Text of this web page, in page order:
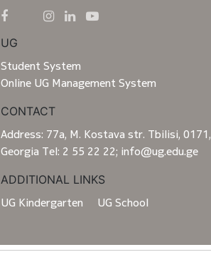
UG
Student System
Online UG Management System
CONTACT
Address: 77a, M. Kostava str. Tbilisi, 0171,
Georgia Tel: 2 55 22 22; info@ug.edu.ge
ADDITIONAL LINKS
UG Kindergarten UG School